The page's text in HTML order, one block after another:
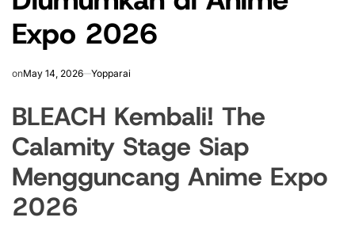
Expo 2026
onMay 14, 2026 Yopparai
BLEACH Kembali! The
Calamity Stage Siap
Mengguncang Anime Expo
2026